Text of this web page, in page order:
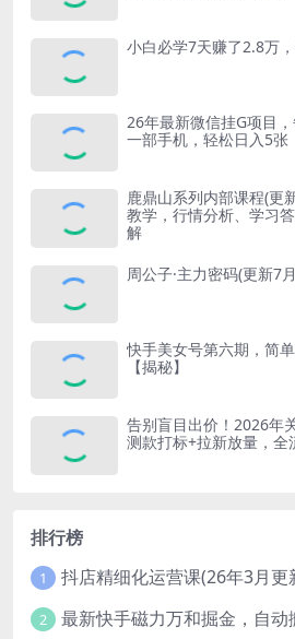
小白必学7天赚了2.8万
26年最新微信挂G项目
一部手机，轻松日入5张
鹿鼎山系列内部课程(更
教学，行情分析、学习
解
周公子·主力密码(更新7
快手美女号第六期，简
【揭秘】
告别盲目出价！2026年
测款打标+拉新放量，全
排行榜
1 抖店精细化运营课(26年3月更
2